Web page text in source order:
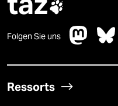

Folgen Sie uns
Ressorts